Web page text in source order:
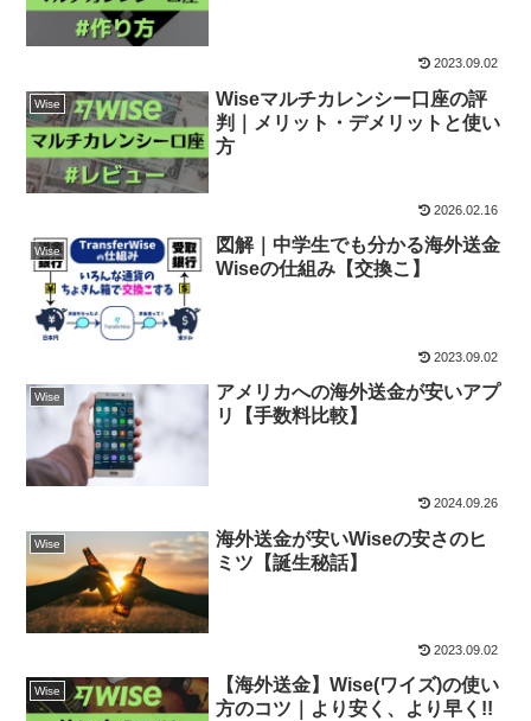
2023.09.02
Wise
Wiseマルチカレンシー口座の評
判｜メリット・デメリットと使い
方
2026.02.16
Wise
図解｜中学生でも分かる海外送金
Wiseの仕組み【交換こ】
2023.09.02
Wise
アメリカへの海外送金が安いアプ
リ【手数料比較】
2024.09.26
Wise
海外送金が安いWiseの安さのヒ
ミツ【誕生秘話】
2023.09.02
Wise
【海外送金】Wise(ワイズ)の使い
方のコツ｜より安く、より早く!!